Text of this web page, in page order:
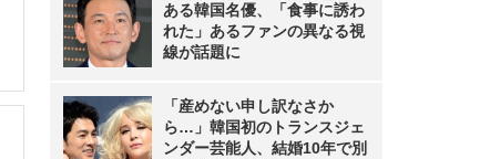
ある韓国名優、「食事に誘わ
れた」あるファンの異なる視
線が話題に
「産めない申し訳なさか
ら…」韓国初のトランスジェ
ンダー芸能人、結婚10年で別